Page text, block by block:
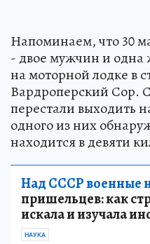
Напоминаем, что 30
- двое мужчин и
на моторной лодке в
Вардроперский Сор.
перестали выходить
одного из них
находится в девяти
Над СССР военные
пришельцев: как
искала и изучала
НАУКА